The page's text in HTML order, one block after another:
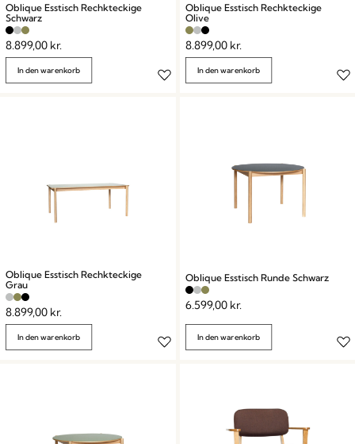
Oblique Esstisch Rechkteckige
Schwarz
8.899,00 kr.
In den warenkorb
Oblique Esstisch Rechkteckige
Olive
8.899,00 kr.
In den warenkorb
Oblique Esstisch Rechkteckige
Grau
8.899,00 kr.
In den warenkorb
Oblique Esstisch Runde Schwarz
6.599,00 kr.
In den warenkorb